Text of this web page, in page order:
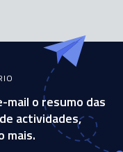
o resumo das
actividades,
mais.